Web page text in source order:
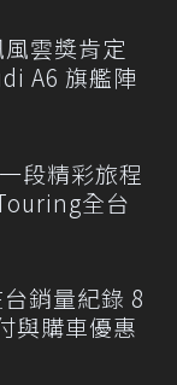
雲獎肯定
A6 旗艦陣
段精彩旅程
全台
銷量紀錄 8
與購車優惠